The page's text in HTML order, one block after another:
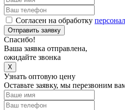
Согласен на обработку
Отправить заявку
Спасибо!
Ваша заявка отправлена,
ожидайте звонка
X
Узнать оптовую цену
Оставьте заявку, мы перезвоним